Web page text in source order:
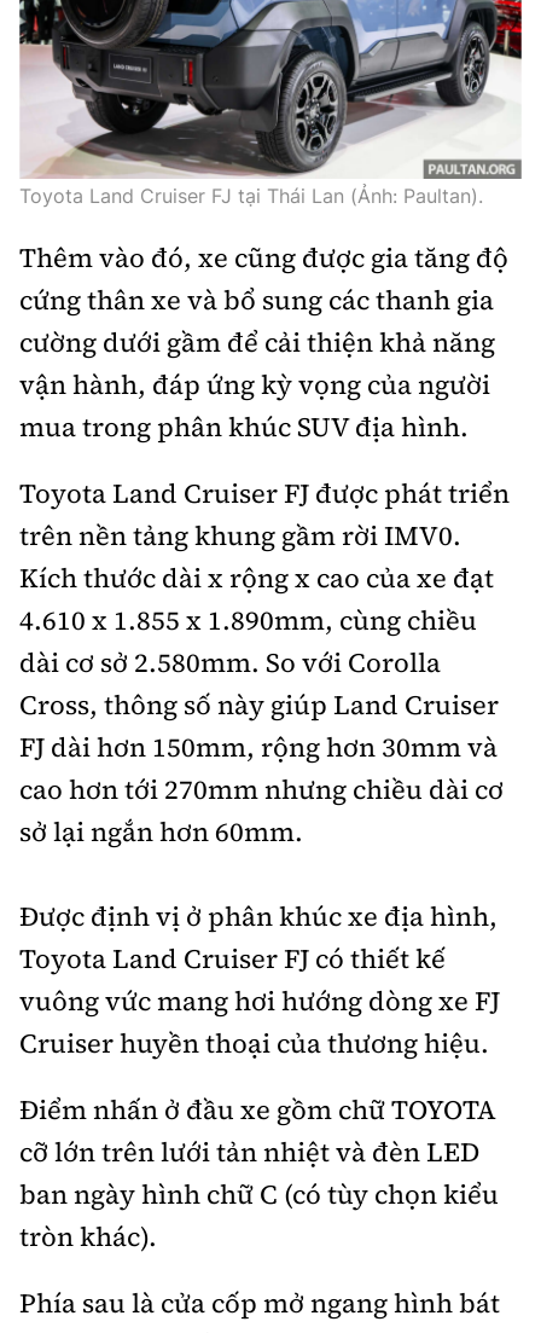
Toyota Land Cruiser FJ tại Thái Lan (Ảnh: Paultan).
Thêm vào đó, xe cũng được gia tăng độ
cứng thân xe và bổ sung các thanh gia
cường dưới gầm để cải thiện khả năng
vận hành, đáp ứng kỳ vọng của người
mua trong phân khúc SUV địa hình.
Toyota Land Cruiser FJ được phát triển
trên nền tảng khung gầm rời IMV0.
Kích thước dài x rộng x cao của xe đạt
4.610 x 1.855 x 1.890mm, cùng chiều
dài cơ sở 2.580mm. So với Corolla
Cross, thông số này giúp Land Cruiser
FJ dài hơn 150mm, rộng hơn 30mm và
cao hơn tới 270mm nhưng chiều dài cơ
sở lại ngắn hơn 60mm.
Được định vị ở phân khúc xe địa hình,
Toyota Land Cruiser FJ có thiết kế
vuông vức mang hơi hướng dòng xe FJ
Cruiser huyền thoại của thương hiệu.
Điểm nhấn ở đầu xe gồm chữ TOYOTA
cỡ lớn trên lưới tản nhiệt và đèn LED
ban ngày hình chữ C (có tùy chọn kiểu
tròn khác).
Phía sau là cửa cốp mở ngang hình bát